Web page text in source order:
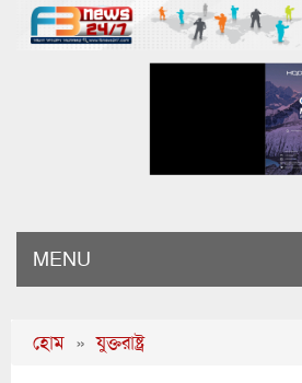
MENU
হোম » যুক্তরাষ্ট্র